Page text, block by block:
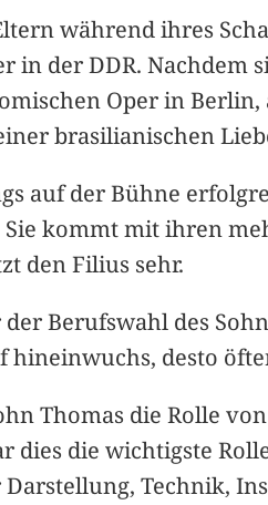
während ihres
in der DDR. Nachdem
Oper in
brasilianischen
auf der Bühne
kommt mit ihren
den Filius sehr.
Berufswahl des
hineinwuchs, desto
Thomas die Rolle
die wichtigste
Darstellung, Technik,